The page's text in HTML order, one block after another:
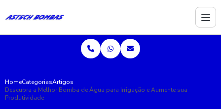
HomeCategoriasArtigos
Descubra a Melhor Bomba de Água para Irrigação e Aumente sua
Produtividade